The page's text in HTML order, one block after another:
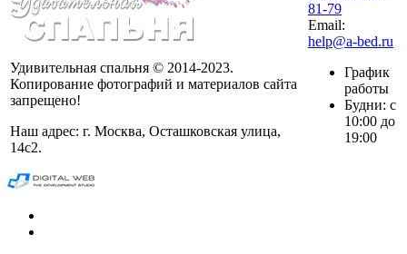
Удивительная спальня © 2014-2023.
Копирование фотографий и материалов сайта
запрещено!
Наш адрес: г. Москва, Осташковская улица,
14с2.
81-79
Email:
help@a-bed.ru
График
работы
Будни: с
10:00 до
19:00